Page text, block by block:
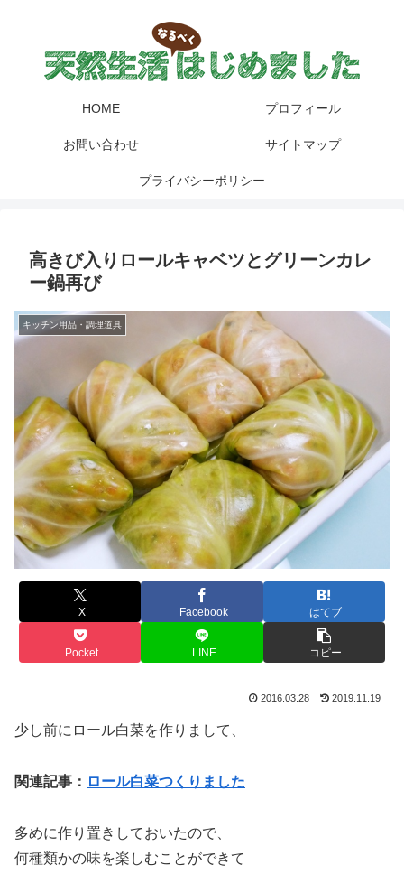
HOME プロフィール
お問い合わせ サイトマップ
プライバシーポリシー
高きび入りロールキャベツとグリーンカレ
ー鍋再び
キッチン用品・調理道具
X Facebook はてブ
Pocket LINE コピー
2016.03.28 2019.11.19
少し前にロール白菜を作りまして、
関連記事： ロール白菜つくりました
多めに作り置きしておいたので、
何種類かの味を楽しむことができて